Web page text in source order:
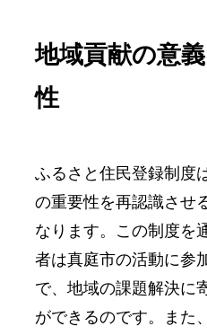
地域貢献の意
性
ふるさと住民登録制度
の重要性を再認識させ
なります。この制度を
者は真庭市の活動に参
で、地域の課題解決に
ができるのです。また